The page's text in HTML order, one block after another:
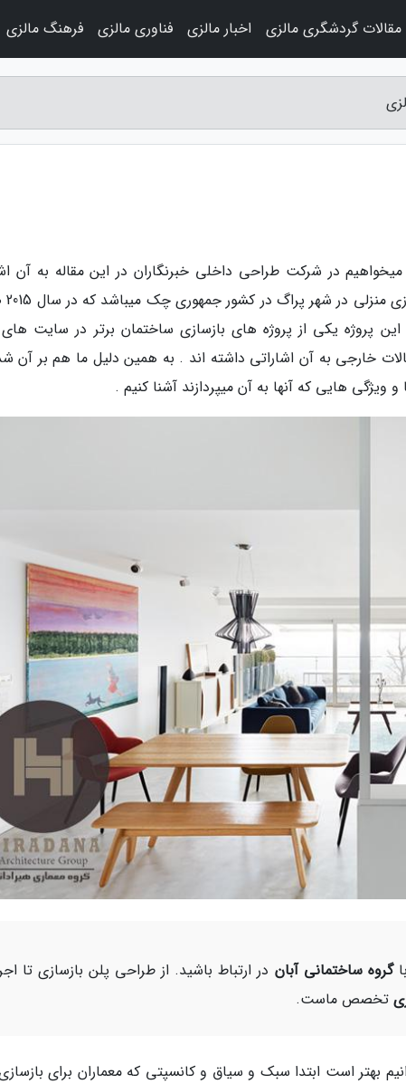
در شرکت طراحی داخلی خبرنگاران در این مقاله به آن
داشته
بر 180 مترمربع دارد ، این پروژه یکی از پروژه های بازسازی ساختمان برتر در سایت
خارجی به آن اشاراتی داشته اند . به همین دلیل ما هم بر آن
ویژگی هایی که آنها به آن میپردازند آشنا کنیم .
باگروه ساختمانی آبان در ارتباط باشید. از طراحی پلن بازسازی تا
تخصص ماست.
بهتر است ابتدا سبک و سیاق و کانسپتی که معماران برای
مقالات گردشگری مالزی اخبار مالزی فناوری مالزی فرهنگ مالزی